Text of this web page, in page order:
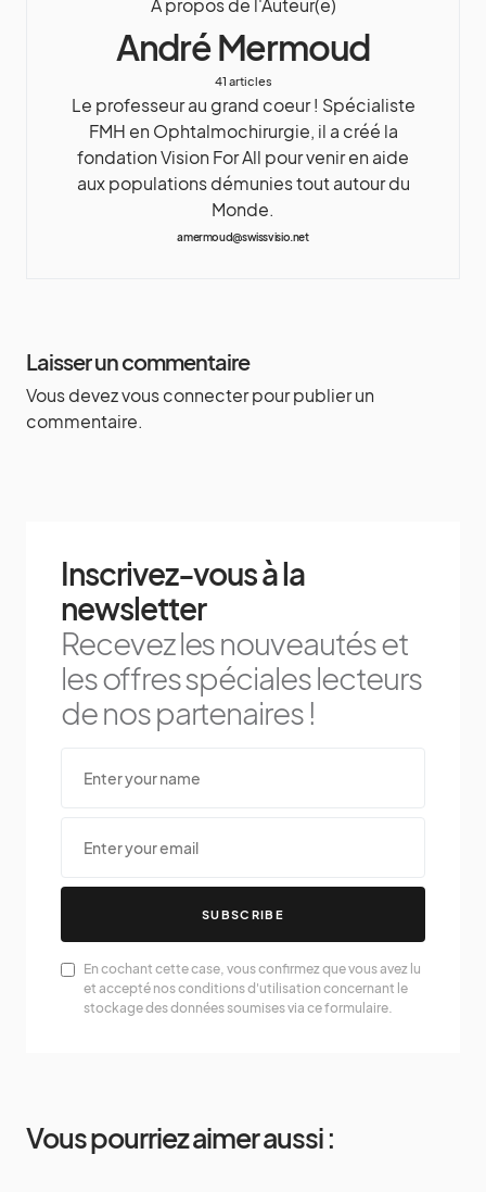
A propos de l'Auteur(e)
André Mermoud
41 articles
Le professeur au grand coeur ! Spécialiste
FMH en Ophtalmochirurgie, il a créé la
fondation Vision For All pour venir en aide
aux populations démunies tout autour du
Monde.
amermoud@swissvisio.net
Laisser un commentaire
Vous devezvous connecterpour publier un
commentaire.
Inscrivez-vous à la
newsletter
Recevez les nouveautés et
les offres spéciales lecteurs
de nos partenaires !
SUBSCRIBE
En cochant cette case, vous confirmez que vous avez lu
et accepté nos conditions d'utilisation concernant le
stockage des données soumises via ce formulaire.
Vous pourriez aimer aussi :